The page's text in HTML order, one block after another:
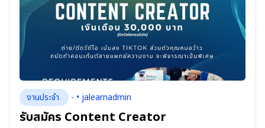
งานประจำ - • jalearnadmin
รับสมัคร Content Creator